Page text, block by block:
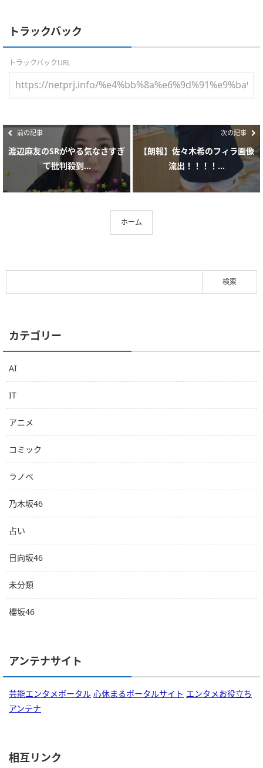
トラックバック
トラックバックURL
前の記事
渡辺麻友のSRがやる気なさすぎ
て批判殺到...
次の記事
【朗報】佐々木希のフィラ画像
流出！！！！...
ホーム
カテゴリー
AI
IT
アニメ
コミック
ラノベ
乃木坂46
占い
日向坂46
未分類
櫻坂46
アンテナサイト
芸能エンタメポータル 心休まるポータルサイト エンタメお役立ち
アンテナ
相互リンク